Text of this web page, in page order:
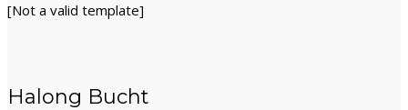
[Not a valid template]
Halong Bucht